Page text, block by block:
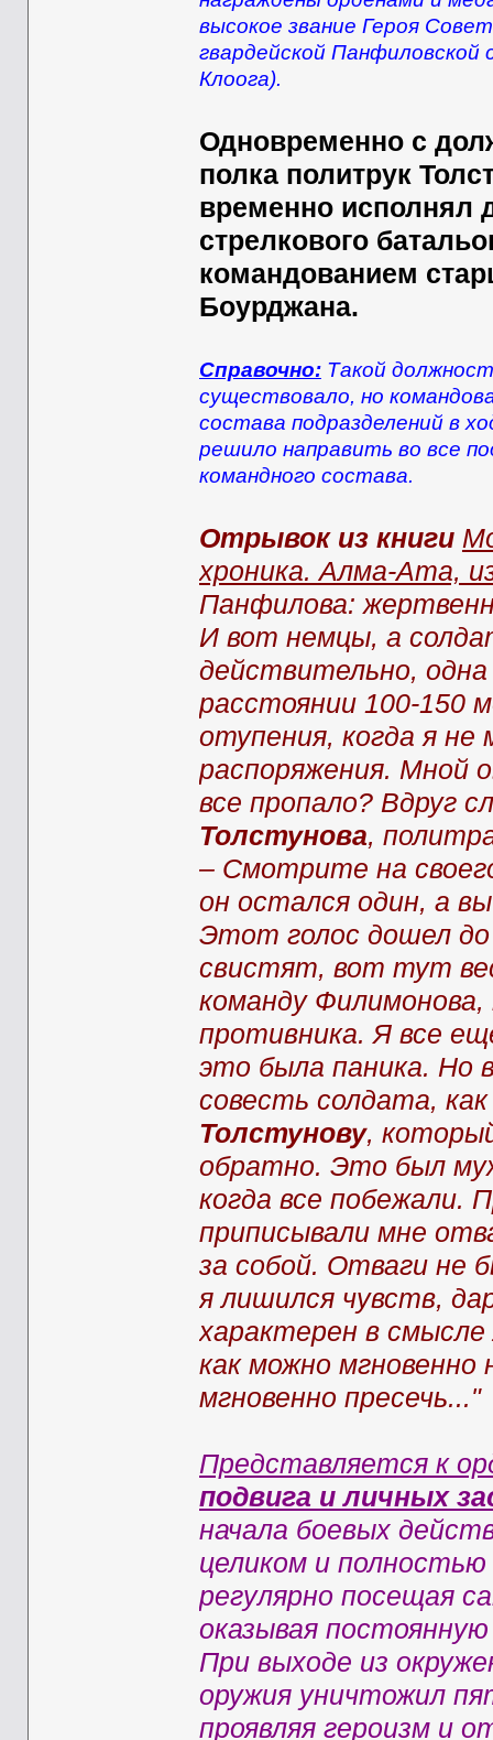
высокое звание Героя
гвардейской Панфиловской
Клоога).
Одновременно с
полка политрук
временно исполнял
стрелкового
командованием
Боурджана.
Справочно:Такой
существовало, но
состава подразделений в
решило направить во все
командного состава.
Отрывок из книги
хроника. Алма-Ата,
Панфилова:
И вот немцы, а
действительно,
расстоянии 100-150
отупения, когда я
распоряжения. Мной
все пропало? Вдруг
Толстунова,
– Смотрите на
он остался один, а
Этот голос дошел
свистят, вот тут
команду
противника. Я все
это была паника. Но
совесть солдата,
Толстунову,
обратно. Это был
когда все побежали.
приписывали мне
за собой. Отваги не
я лишился чувств,
характерен в
как можно мгновенно
мгновенно пресечь..."
Представляется к
подвига и личных
начала боевых
целиком и
регулярно посещая
оказывая
При выходе из
оружия уничтожил
проявляя героизм и